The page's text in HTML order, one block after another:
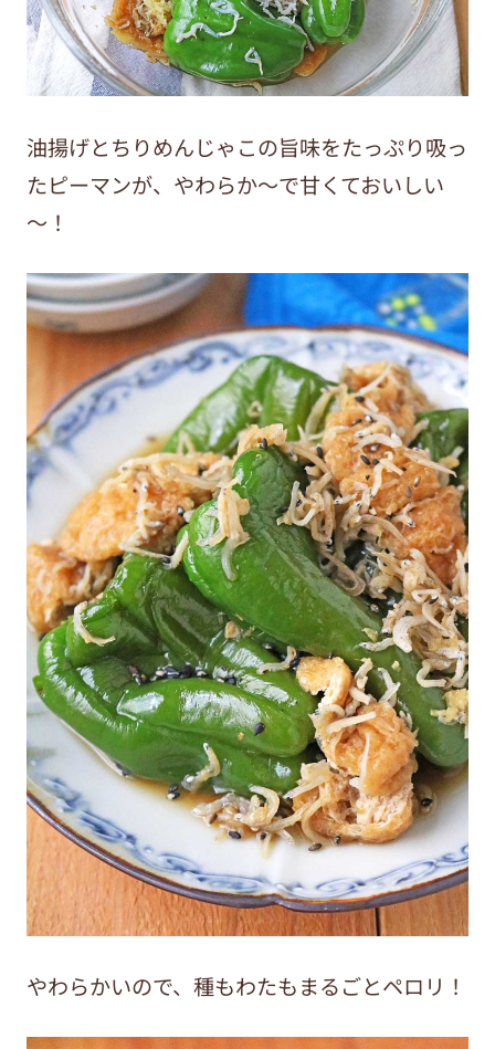
油揚げとちりめんじゃこの旨味をたっぷり吸っ
たピーマンが、やわらか～で甘くておいしい
～！
やわらかいので、種もわたもまるごとペロリ！